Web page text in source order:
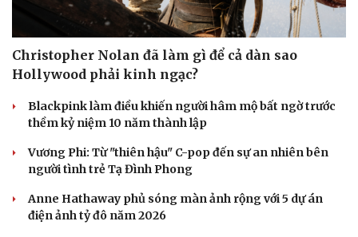
Christopher Nolan đã làm gì để cả dàn sao
Hollywood phải kinh ngạc?
Blackpink làm điều khiến người hâm mộ bất ngờ trước
thềm kỷ niệm 10 năm thành lập
Vương Phi: Từ "thiên hậu" C-pop đến sự an nhiên bên
người tình trẻ Tạ Đình Phong
Anne Hathaway phủ sóng màn ảnh rộng với 5 dự án
điện ảnh tỷ đô năm 2026